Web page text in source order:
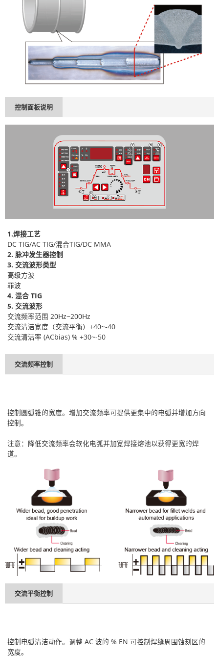
控制面板说明
1.焊接工艺
DC TIG/AC TIG/混合TIG/DC MMA
2. 脉冲发生器控制
3. 交流波形类型
高级方波
罪波
4. 混合 TIG
5. 交流波形
交流频率范围 20Hz~200Hz
交流清洁宽度（交流平衡）+40~-40
交流清洁率 (ACbias) % +30~-50
交流频率控制
控制圆弧锥的宽度。增加交流频率可提供更集中的电弧并增加方向
控制。
注意：降低交流频率会软化电弧并加宽焊接熔池以获得更宽的焊
道。
交流平衡控制
控制电弧清洁动作。调整 AC 波的 % EN 可控制焊缝周围蚀刻区的
宽度。